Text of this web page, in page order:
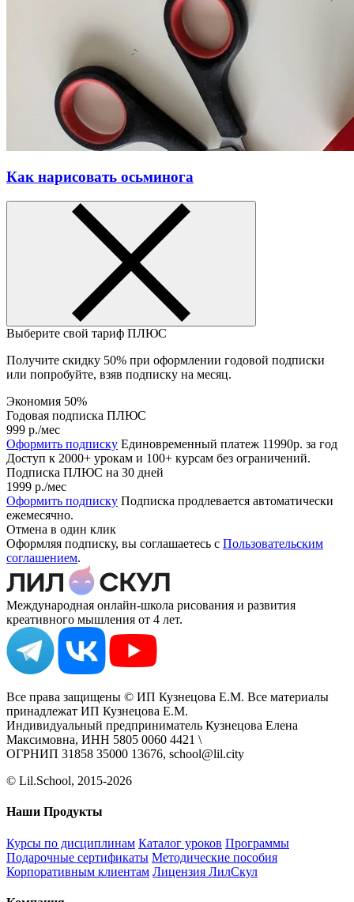
Как нарисовать осьминога
Выберите свой тариф ПЛЮС
Получите скидку 50% при оформлении годовой подписки
или попробуйте, взяв подписку на месяц.
Экономия 50%
Годовая подписка ПЛЮС
999 р./мес
Оформить подписку Единовременный платеж 11990р. за год
Доступ к 2000+ урокам и 100+ курсам без ограничений.
Подписка ПЛЮС на 30 дней
1999 р./мес
Оформить подписку Подписка продлевается автоматически
ежемесячно.
Отмена в один клик
Оформляя подписку, вы соглашаетесь с Пользовательским
соглашением.
Международная онлайн-школа рисования и развития
креативного мышления от 4 лет.
Все права защищены © ИП Кузнецова Е.М. Все материалы
принадлежат ИП Кузнецова Е.М.
Индивидуальный предприниматель Кузнецова Елена
Максимовна, ИНН 5805 0060 4421 \
ОГРНИП 31858 35000 13676, school@lil.city
© Lil.School, 2015‐2026
Наши Продукты
Курсы по дисциплинам Каталог уроков Программы
Подарочные сертификаты Методические пособия
Корпоративным клиентам Лицензия ЛилСкул